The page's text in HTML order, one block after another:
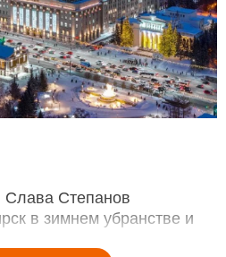
Степанов
в зимнем убранстве и